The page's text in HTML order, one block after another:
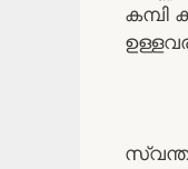
കമ്പി